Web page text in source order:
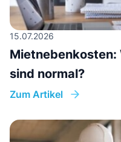
15.07.2026
Mietnebenkosten:
sind normal?
Zum Artikel